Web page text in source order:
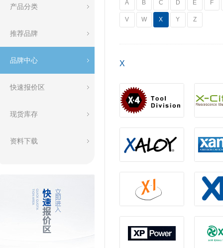
产品分类
推荐品牌
品牌中心
快速报价区
现货库存
资料下载
A B C D E F
V W X Y Z
X